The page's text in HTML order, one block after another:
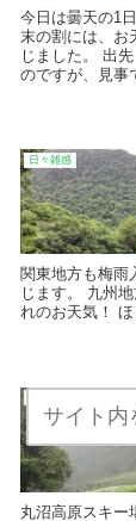
今日は曇天の1
末の割には、お
じました。 出
のですが、見事
日々雑感
関東地方も梅雨
じます。 九州
れのお天気！ ほ
丸沼高原スキー